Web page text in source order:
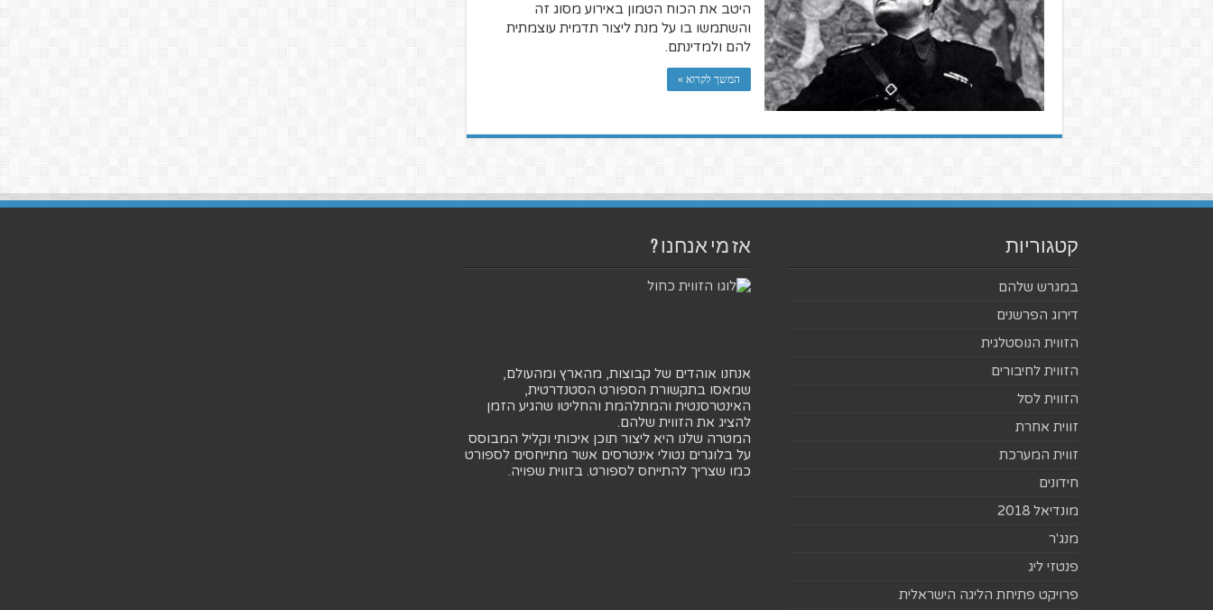
היטב את הכוח הטמון באירוע מסוג זה
והשתמשו בו על מנת ליצור תדמית עוצמתית
להם ולמדינתם.
המשך לקרוא »
קטגוריות
במגרש שלהם
דירוג הפרשנים
הזווית הנוסטלגית
הזווית לחיבורים
הזווית לסל
זווית אחרת
זווית המערכת
חידונים
מונדיאל 2018
מנג'ר
פנטזי ליג
פרויקט פתיחת הליגה הישראלית
אז מי אנחנו ?
אנחנו אוהדים של קבוצות, מהארץ ומהעולם,
שמאסו בתקשורת הספורט הסטנדרטית,
האינטרסנטית והמתלהמת והחליטו שהגיע הזמן
להציג את הזווית שלהם.
המטרה שלנו היא ליצור תוכן איכותי וקליל המבוסס
על בלוגרים נטולי אינטרסים אשר מתייחסים לספורט
כמו שצריך להתייחס לספורט. בזווית שפויה.